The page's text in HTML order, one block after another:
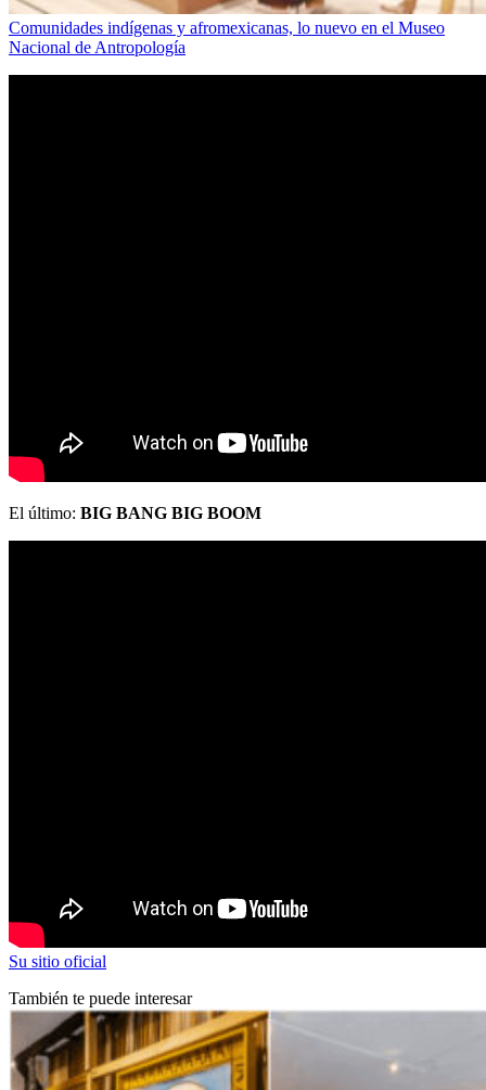
Comunidades indígenas y afromexicanas, lo nuevo en el Museo
Nacional de Antropología
El último: BIG BANG BIG BOOM
Su sitio oficial
También te puede interesar